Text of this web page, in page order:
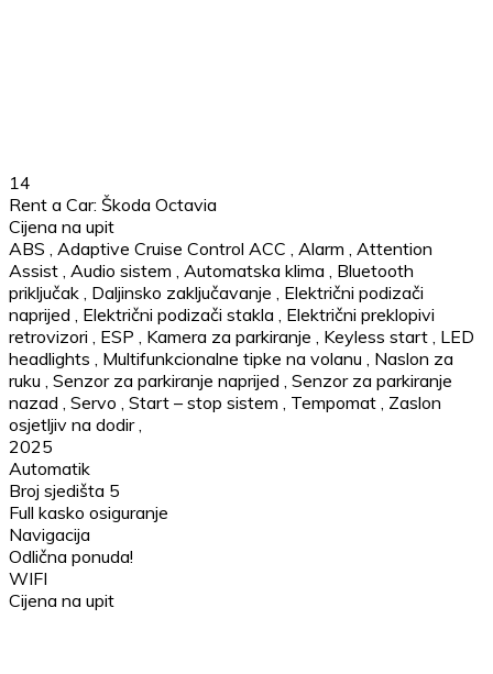
14
Rent a Car: Škoda Octavia
Cijena na upit
ABS
Adaptive Cruise Control ACC Alarm
Attention
Assist Audio sistem Automatska klima
Bluetooth
priključak Daljinsko zaključavanje
Električni podizači
naprijed
Električni podizači stakla
Električni preklopivi
retrovizori
ESP Kamera za parkiranje Keyless start LED
headlights
Multifunkcionalne tipke na volanu
Naslon za
ruku Senzor za parkiranje naprijed Senzor za parkiranje
nazad Servo Start – stop sistem Tempomat Zaslon
osjetljiv na dodir
2025
Automatik
Broj sjedišta 5
Full kasko osiguranje
Navigacija
Odlična ponuda!
WIFI
Cijena na upit